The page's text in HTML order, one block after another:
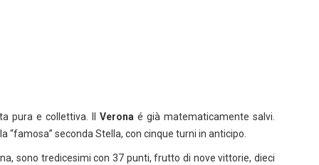
pura e collettiva. Il Verona é già matematicamente salvi.
seconda Stella, con cinque turni in anticipo.
sono tredicesimi con 37 punti, frutto di nove vittorie, dieci